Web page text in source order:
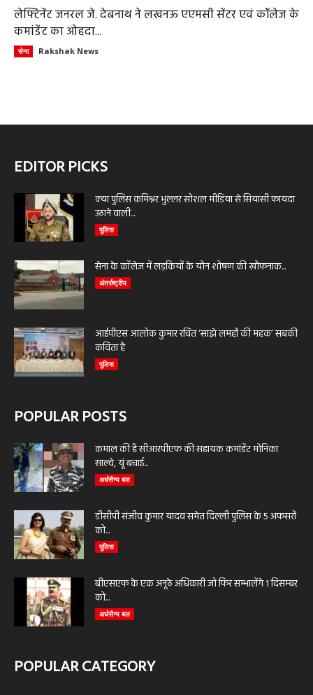
लेफ्टिनेंट जनरल जे. देबनाथ ने लखनऊ एएमसी सेंटर एवं कॉलेज के
कमांडेंट का ओहदा...
सेना Rakshak News
EDITOR PICKS
क्या पुलिस कमिश्नर भुल्लर सोशल मीडिया से सियासी फायदा
उठाने वाली...
पुलिस
सेना के कॉलेज में लड़कियों के यौन शोषण की खौफनाक...
अंतर्राष्ट्रीय
आईपीएस आलोक कुमार रचित ‘साझे लमहों की महक’ सबकी
कविता है
पुलिस
POPULAR POSTS
कमाल की है सीआरपीएफ की सहायक कमांडेंट मोनिका
साल्वे, यूं बचाई...
अर्धसैन्य बल
डीसीपी संजीव कुमार यादव समेत दिल्ली पुलिस के 5 अफसरों
को...
पुलिस
बीएसएफ के एक अनूठे अधिकारी जो फिर सम्भालेंगे 1 दिसम्बर
को...
अर्धसैन्य बल
POPULAR CATEGORY